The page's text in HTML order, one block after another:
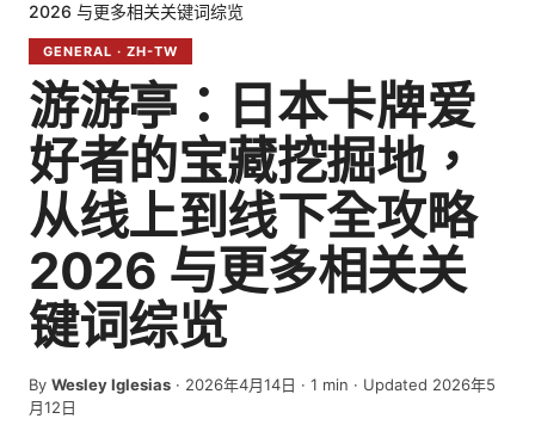
2026 与更多相关关键词综览
GENERAL · ZH-TW
游游亭：日本卡牌爱
好者的宝藏挖掘地，
从线上到线下全攻略
2026 与更多相关关
键词综览
By Wesley Iglesias · 2026年4月14日 · 1 min · Updated 2026年5
月12日